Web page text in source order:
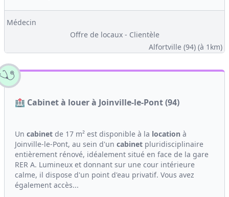
Médecin
Offre de locaux - Clientèle
Alfortville (94) (à 1km)
🏥 Cabinet à louer à Joinville-le-Pont (94)
Un cabinet de 17 m² est disponible à la location à
Joinville-le-Pont, au sein d'un cabinet pluridisciplinaire
entièrement rénové, idéalement situé en face de la gare
RER A. Lumineux et donnant sur une cour intérieure
calme, il dispose d'un point d'eau privatif. Vous avez
également accès...